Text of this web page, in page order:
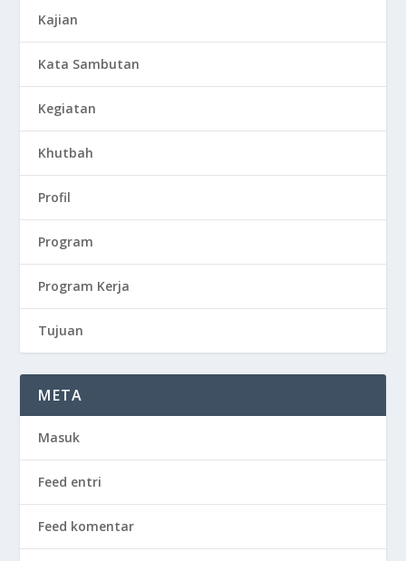
Kajian
Kata Sambutan
Kegiatan
Khutbah
Profil
Program
Program Kerja
Tujuan
META
Masuk
Feed entri
Feed komentar